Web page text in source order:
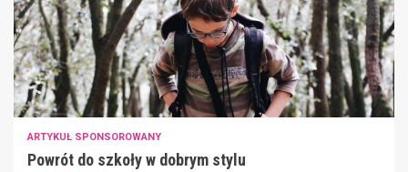
ARTYKUŁ SPONSOROWANY
Powrót do szkoły w dobrym stylu